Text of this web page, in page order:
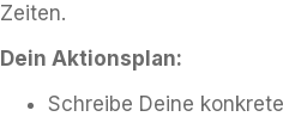
Zeiten.
Dein Aktionsplan:
Schreibe Deine